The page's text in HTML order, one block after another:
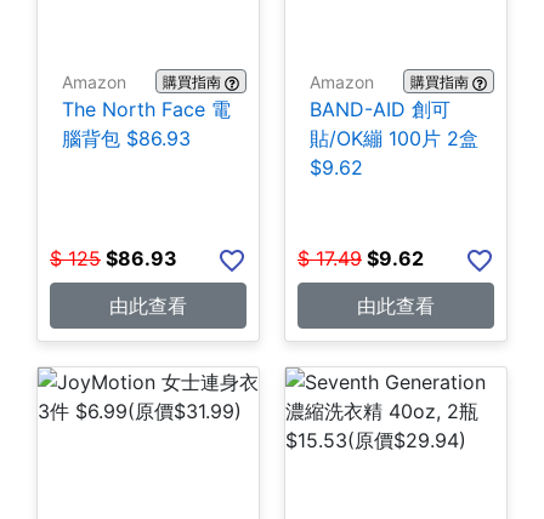
Amazon 購買指南
The North Face 電
腦背包 $86.93
$ 125 $86.93
由此查看
Amazon 購買指南
BAND-AID 創可
貼/OK繃 100片 2盒
$9.62
$ 17.49 $9.62
由此查看